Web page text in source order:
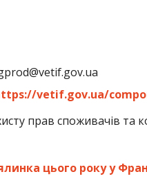
vetif.gov.ua/
прав споживачів та
цього року у